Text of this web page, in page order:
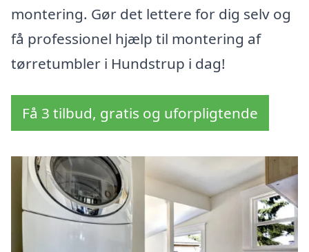
montering. Gør det lettere for dig selv og
få professionel hjælp til montering af
tørretumbler i Hundstrup i dag!
Få 3 tilbud, gratis og uforpligtende